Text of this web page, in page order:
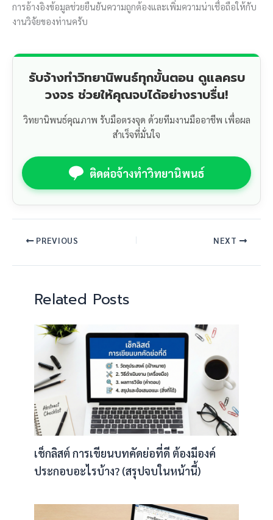
การอ้างอิงข้อมูลช่วยยืนยันความถูกต้องและเพิ่มความน่าเชื่อถือให้กับ
งานวิจัยของท่านครับ
รับจ้างทำวิทยานิพนธ์ทุกขั้นตอน ดูแลครบ
วงจร ช่วยให้คุณจบได้อย่างราบรื่น!
วิทยานิพนธ์คุณภาพ รับมือตรงจุด ด้วยทีมงานมืออาชีพ เพื่อผล
สำเร็จที่มั่นใจ
ติดต่อจ้างทำวิทยานิพนธ์
PREVIOUS NEXT
Related Posts
เช็กลิสต์ การเขียนบทคัดย่อที่ดี ต้องมีองค์
ประกอบอะไรบ้าง? (สรุปจบในหน้านี้)